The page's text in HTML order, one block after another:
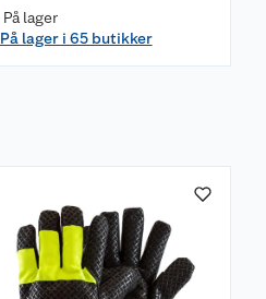
På lager
På lager i 65 butikker